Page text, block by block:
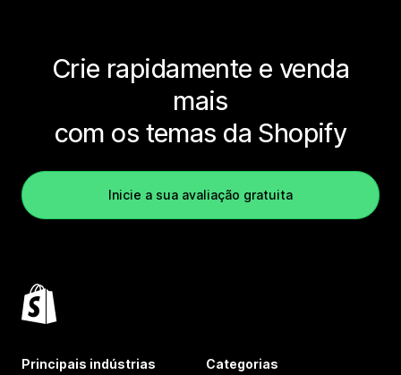
Crie rapidamente e venda
mais
com os temas da Shopify
Inicie a sua avaliação gratuita
Principais indústrias Categorias